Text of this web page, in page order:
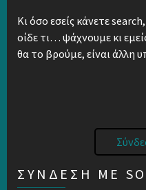
Κι όσο εσείς κάνετε
οίδε τι… ψάχνουμε κι
θα το βρούμε, είναι άλλη
ΣΎΝΔΕΣΗ ΜΕ